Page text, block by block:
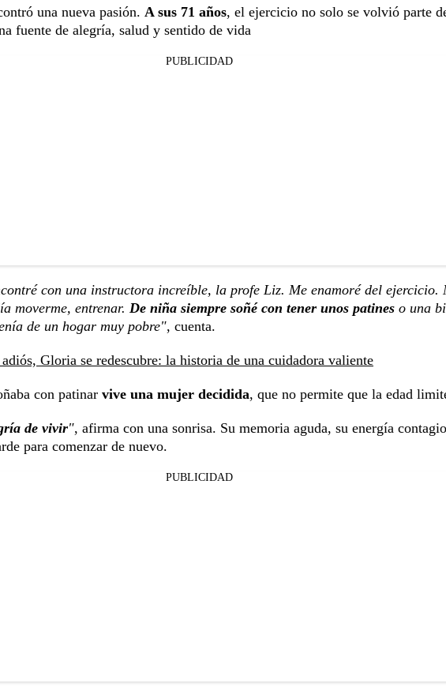
una nueva pasión. A sus 71 años, el ejercicio no solo se volvió parte
fuente de alegría, salud y sentido de vida
PUBLICIDAD
con una instructora increíble, la profe Liz. Me enamoré del ejercicio.
moverme, entrenar. De niña siempre soñé con tener unos patines o una
de un hogar muy pobre", cuenta.
Gloria se redescubre: la historia de una cuidadora valiente
con patinar vive una mujer decidida, que no permite que la edad
de vivir", afirma con una sonrisa. Su memoria aguda, su energía
para comenzar de nuevo.
PUBLICIDAD